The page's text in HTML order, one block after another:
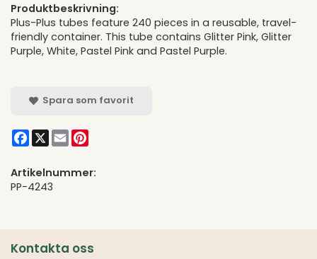
Produktbeskrivning:
Plus-Plus tubes feature 240 pieces in a reusable, travel-
friendly container. This tube contains Glitter Pink, Glitter
Purple, White, Pastel Pink and Pastel Purple.
Spara som favorit
Facebook
X Email
Artikelnummer:
PP-4243
Kontakta oss